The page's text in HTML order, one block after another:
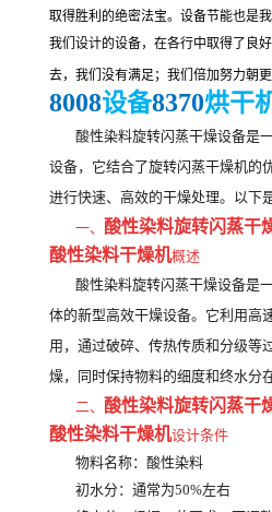
取得胜利的绝密法宝。设备节能也是
我们设计的设备，在各行中取得了良
去，我们没有满足；我们倍加努力朝
8008设备8370烘干
酸性染料旋转闪蒸干燥设备是
设备，它结合了旋转闪蒸干燥机的
进行快速、高效的干燥处理。以下
一、 酸性染料旋转闪蒸干
酸性染料干燥机概述
酸性染料旋转闪蒸干燥设备是
体的新型高效干燥设备。它利用高
用，通过破碎、传热传质和分级等
燥，同时保持物料的细度和终水分
二、 酸性染料旋转闪蒸干
酸性染料干燥机设计条件
物料名称：酸性染料
初水分：通常为50%左右